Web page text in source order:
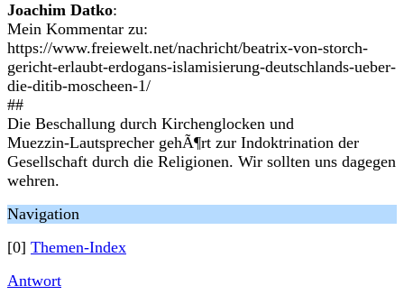
Joachim Datko:
Mein Kommentar zu:
https://www.freiewelt.net/nachricht/beatrix-von-storch-
gericht-erlaubt-erdogans-islamisierung-deutschlands-ueber-
die-ditib-moscheen-1/
##
Die Beschallung durch Kirchenglocken und
Muezzin-Lautsprecher gehÃ¶rt zur Indoktrination der
Gesellschaft durch die Religionen. Wir sollten uns dagegen
wehren.
Navigation
[0] Themen-Index
Antwort